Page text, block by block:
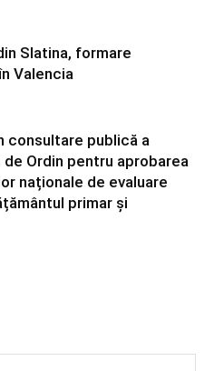
Slatina, formare
Valencia
consultare publică a
Ordin pentru aprobarea
naționale de evaluare
primar și